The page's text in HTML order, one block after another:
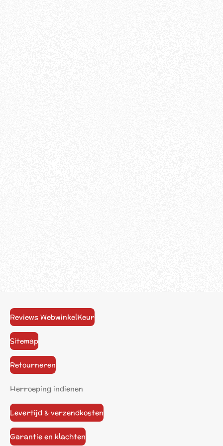
Reviews WebwinkelKeur
Sitemap
Retourneren
Herroeping indienen
Levertijd & verzendkosten
Garantie en klachten